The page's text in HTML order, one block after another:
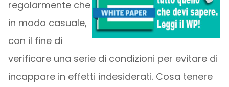
regolarmente che
in modo casuale,
con il fine di
verificare una serie di condizioni per evitare di
incappare in effetti indesiderati. Cosa tenere